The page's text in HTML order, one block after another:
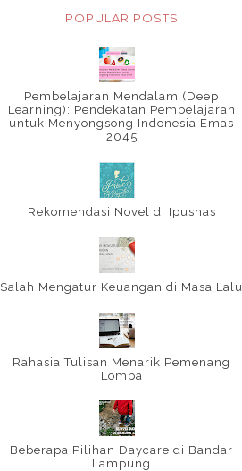
POPULAR POSTS
Pembelajaran Mendalam (Deep
Learning): Pendekatan Pembelajaran
untuk Menyongsong Indonesia Emas
2045
Rekomendasi Novel di Ipusnas
Salah Mengatur Keuangan di Masa Lalu
Rahasia Tulisan Menarik Pemenang
Lomba
Beberapa Pilihan Daycare di Bandar
Lampung